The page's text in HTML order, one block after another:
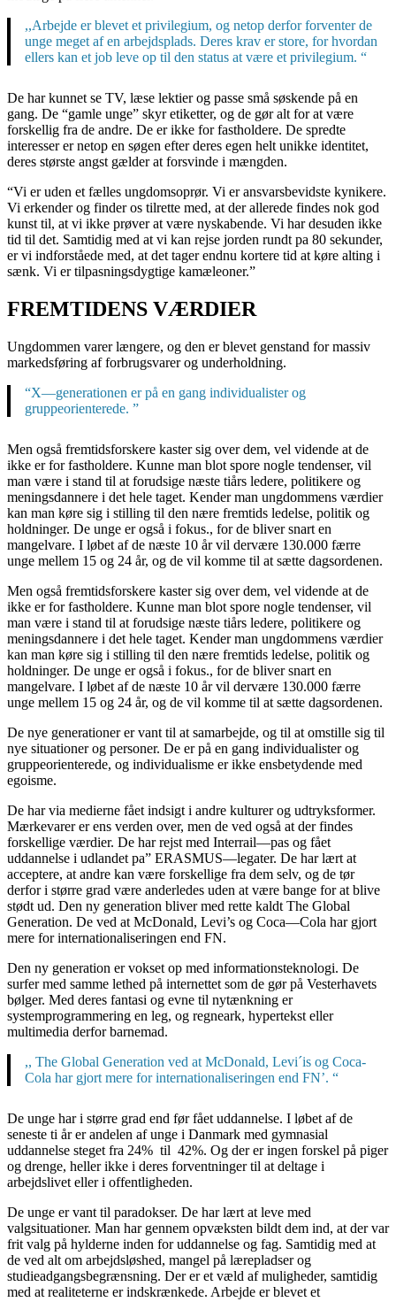
,,Arbejde er blevet et privilegium, og netop derfor forventer de
unge meget af en arbejdsplads. Deres krav er store, for hvordan
ellers kan et job leve op til den status at være et privilegium. “
De har kunnet se TV, læse lektier og passe små søskende på en
gang. De “gamle unge” skyr etiketter, og de gør alt for at være
forskellig fra de andre. De er ikke for fastholdere. De spredte
interesser er netop en søgen efter deres egen helt unikke identitet,
deres største angst gælder at forsvinde i mængden.
“Vi er uden et fælles ungdomsoprør. Vi er ansvarsbevidste kynikere.
Vi erkender og finder os tilrette med, at der allerede findes nok god
kunst til, at vi ikke prøver at være nyskabende. Vi har desuden ikke
tid til det. Samtidig med at vi kan rejse jorden rundt pa 80 sekunder,
er vi indforståede med, at det tager endnu kortere tid at køre alting i
sænk. Vi er tilpasningsdygtige kamæleoner.”
FREMTIDENS VÆRDIER
Ungdommen varer længere, og den er blevet genstand for massiv
markedsføring af forbrugsvarer og underholdning.
“X—generationen er på en gang individualister og
gruppeorienterede. ”
Men også fremtidsforskere kaster sig over dem, vel vidende at de
ikke er for fastholdere. Kunne man blot spore nogle tendenser, vil
man være i stand til at forudsige næste tiårs ledere, politikere og
meningsdannere i det hele taget. Kender man ungdommens værdier
kan man køre sig i stilling til den nære fremtids ledelse, politik og
holdninger. De unge er også i fokus., for de bliver snart en
mangelvare. I løbet af de næste 10 år vil dervære 130.000 færre
unge mellem 15 og 24 år, og de vil komme til at sætte dagsordenen.
Men også fremtidsforskere kaster sig over dem, vel vidende at de
ikke er for fastholdere. Kunne man blot spore nogle tendenser, vil
man være i stand til at forudsige næste tiårs ledere, politikere og
meningsdannere i det hele taget. Kender man ungdommens værdier
kan man køre sig i stilling til den nære fremtids ledelse, politik og
holdninger. De unge er også i fokus., for de bliver snart en
mangelvare. I løbet af de næste 10 år vil dervære 130.000 færre
unge mellem 15 og 24 år, og de vil komme til at sætte dagsordenen.
De nye generationer er vant til at samarbejde, og til at omstille sig til
nye situationer og personer. De er på en gang individualister og
gruppeorienterede, og individualisme er ikke ensbetydende med
egoisme.
De har via medierne fået indsigt i andre kulturer og udtryksformer.
Mærkevarer er ens verden over, men de ved også at der findes
forskellige værdier. De har rejst med Interrail—pas og fået
uddannelse i udlandet pa” ERASMUS—legater. De har lært at
acceptere, at andre kan være forskellige fra dem selv, og de tør
derfor i større grad være anderledes uden at være bange for at blive
stødt ud. Den ny generation bliver med rette kaldt The Global
Generation. De ved at McDonald, Levi’s og Coca—Cola har gjort
mere for internationaliseringen end FN.
Den ny generation er vokset op med informationsteknologi. De
surfer med samme lethed på internettet som de gør på Vesterhavets
bølger. Med deres fantasi og evne til nytænkning er
systemprogrammering en leg, og regneark, hypertekst eller
multimedia derfor barnemad.
,, The Global Generation ved at McDonald, Levi´is og Coca-
Cola har gjort mere for internationaliseringen end FN’. “
De unge har i større grad end før fået uddannelse. I løbet af de
seneste ti år er andelen af unge i Danmark med gymnasial
uddannelse steget fra 24% til 42%. Og der er ingen forskel på piger
og drenge, heller ikke i deres forventninger til at deltage i
arbejdslivet eller i offentligheden.
De unge er vant til paradokser. De har lært at leve med
valgsituationer. Man har gennem opvæksten bildt dem ind, at der var
frit valg på hylderne inden for uddannelse og fag. Samtidig med at
de ved alt om arbejdsløshed, mangel på lærepladser og
studieadgangsbegrænsning. Der er et væld af muligheder, samtidig
med at realiteterne er indskrænkede. Arbejde er blevet et